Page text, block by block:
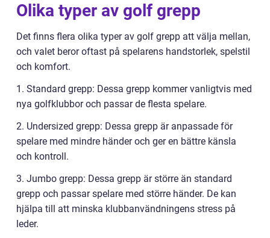
Olika typer av golf grepp
Det finns flera olika typer av golf grepp att välja mellan,
och valet beror oftast på spelarens handstorlek, spelstil
och komfort.
1. Standard grepp: Dessa grepp kommer vanligtvis med
nya golfklubbor och passar de flesta spelare.
2. Undersized grepp: Dessa grepp är anpassade för
spelare med mindre händer och ger en bättre känsla
och kontroll.
3. Jumbo grepp: Dessa grepp är större än standard
grepp och passar spelare med större händer. De kan
hjälpa till att minska klubbanvändningens stress på
leder.